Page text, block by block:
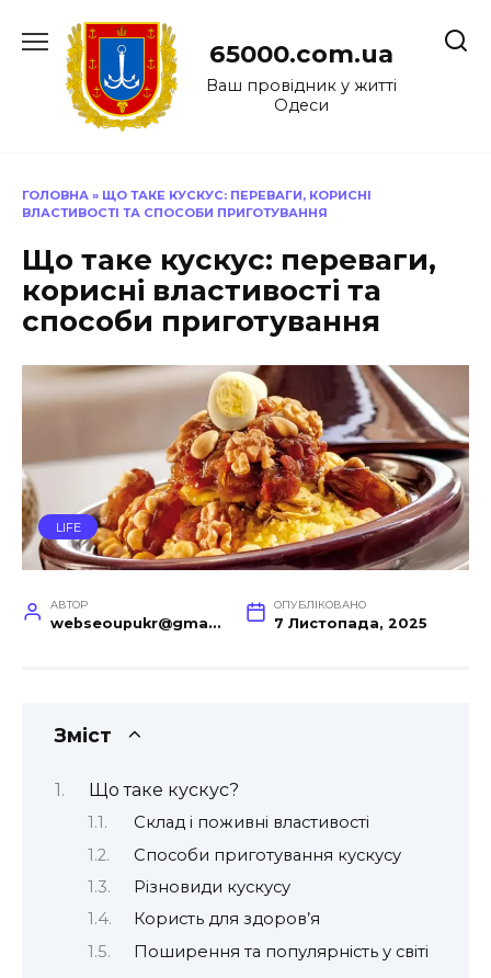
до
65000.com.ua
Ваш провідник у житті
Одеси
ГОЛОВНА » ЩО ТАКЕ КУСКУС: ПЕРЕВАГИ, КОРИСНІ
ВЛАСТИВОСТІ ТА СПОСОБИ ПРИГОТУВАННЯ
Що таке кускус: переваги,
корисні властивості та
способи приготування
LIFE
АВТОР
webseoupukr@gmail.com
ОПУБЛІКОВАНО
7 Листопада, 2025
Зміст
Що таке кускус?
Склад і поживні властивості
Способи приготування кускусу
Різновиди кускусу
Користь для здоров’я
Поширення та популярність у світі